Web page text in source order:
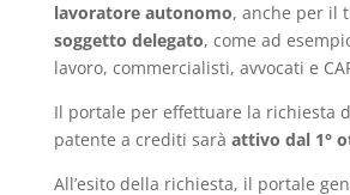
lavoratore autonomo, anche per il
soggetto delegato, come ad
lavoro, commercialisti, avvocati e
Il portale per effettuare la richiesta
patente a crediti sarà attivo dal 1°
All’esito della richiesta, il portale